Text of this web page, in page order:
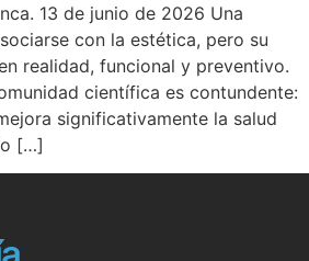
13 de junio de 2026 Una
con la estética, pero su
realidad, funcional y preventivo.
científica es contundente:
significativamente la salud
[…]